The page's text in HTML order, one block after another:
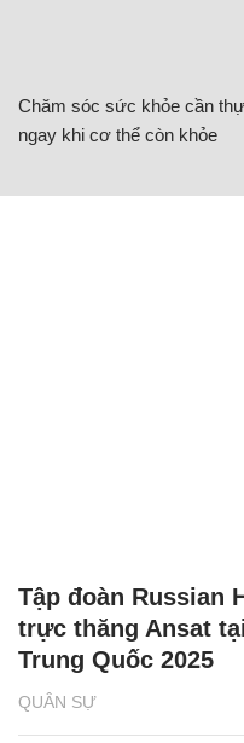
Chăm sóc sức khỏe cần
ngay khi cơ thể còn khỏe
QUÂN SỰ
Tập đoàn Russian
trực thăng Ansat
Trung Quốc 2025